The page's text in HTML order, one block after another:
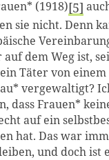
(1918) 5
sie nicht. Denn
dem Weg ist,
Täter von
vergewaltigt?
dass Frauen*
auf ein
hat. Das war
und doch ist